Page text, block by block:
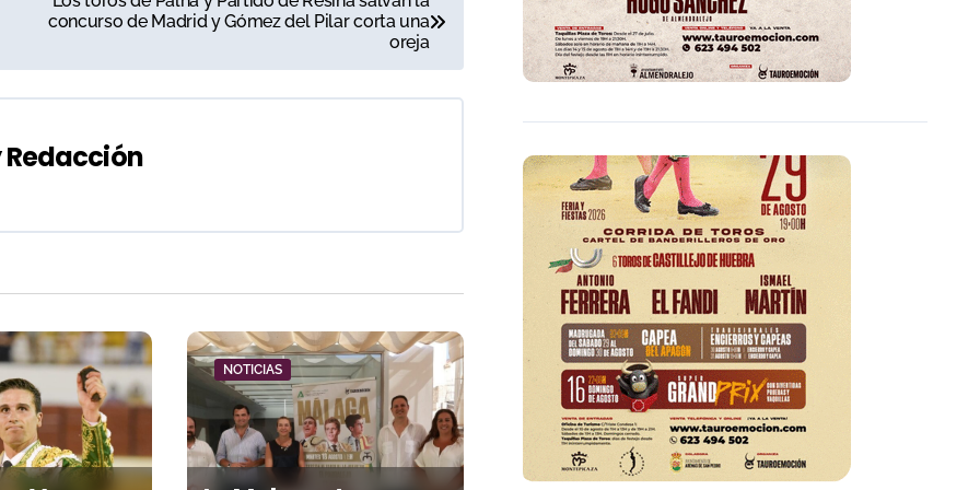
concurso de Madrid y Gómez del Pilar corta una
oreja
Redacción
NOTICIAS